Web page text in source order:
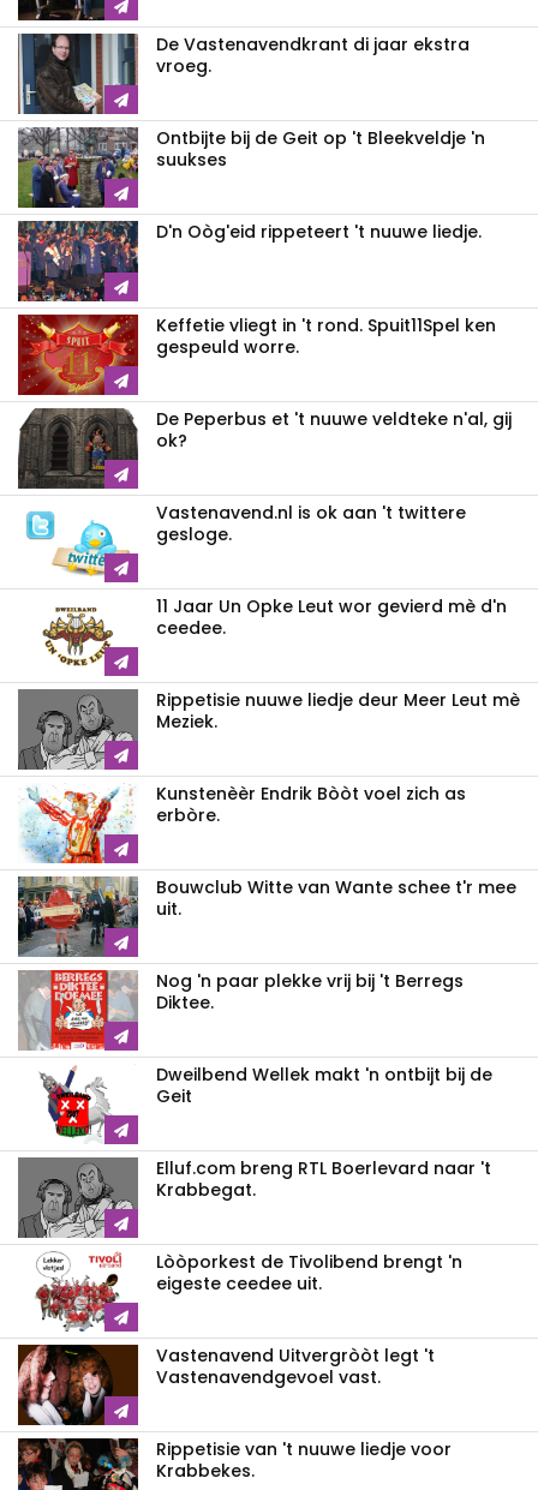
De Vastenavendkrant di jaar ekstra
vroeg.
Ontbijte bij de Geit op 't Bleekveldje 'n
suukses
D'n Oòg'eid rippeteert 't nuuwe liedje.
Keffetie vliegt in 't rond. Spuit11Spel ken
gespeuld worre.
De Peperbus et 't nuuwe veldteke n'al, gij
ok?
Vastenavend.nl is ok aan 't twittere
gesloge.
11 Jaar Un Opke Leut wor gevierd mè d'n
ceedee.
Rippetisie nuuwe liedje deur Meer Leut mè
Meziek.
Kunstenèèr Endrik Bòòt voel zich as
erbòre.
Bouwclub Witte van Wante schee t'r mee
uit.
Nog 'n paar plekke vrij bij 't Berregs
Diktee.
Dweilbend Wellek makt 'n ontbijt bij de
Geit
Elluf.com breng RTL Boerlevard naar 't
Krabbegat.
Lòòporkest de Tivolibend brengt 'n
eigeste ceedee uit.
Vastenavend Uitvergròòt legt 't
Vastenavendgevoel vast.
Rippetisie van 't nuuwe liedje voor
Krabbekes.